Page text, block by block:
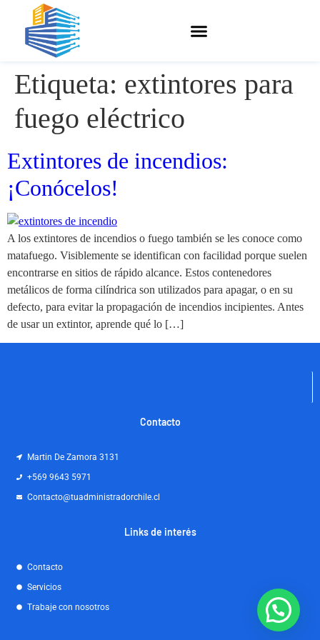
Etiqueta: extintores para
fuego eléctrico
Extintores de incendios:
¡Conócelos!
A los extintores de incendios o fuego también se les conoce como
matafuego. Visiblemente se identifican con facilidad porque suelen
encontrarse en sitios de rápido alcance. Estos contenedores
metálicos de forma cilíndrica son utilizados para apagar, o en su
defecto, para evitar la propagación de incendios incipientes. Antes
de usar un extintor, aprende qué lo […]
Contacto
Martin De Zamora 3131
+569 9643 5971
Contacto@tuadministradorchile.cl
Links de interés
Contacto
Servicios
Trabaje con nosotros